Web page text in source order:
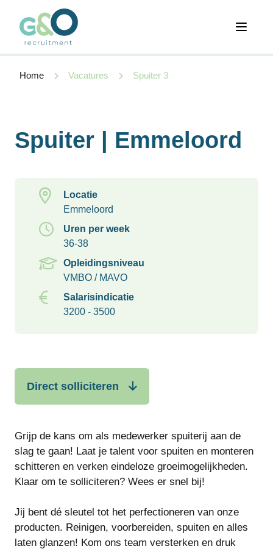
Open
Home Vacatures Spuiter 3
Spuiter | Emmeloord
Locatie
Emmeloord
Uren per week
36-38
Opleidingsniveau
VMBO / MAVO
Salarisindicatie
3200 - 3500
Direct solliciteren
Grijp de kans om als medewerker spuiterij aan de
slag te gaan! Laat je talent voor spuiten en monteren
schitteren en verken eindeloze groeimogelijkheden.
Klaar om te solliciteren? Wees er snel bij!
Jij bent dé sleutel tot het perfectioneren van onze
producten. Reinigen, voorbereiden, spuiten en alles
laten glanzen! Kom ons team versterken en druk